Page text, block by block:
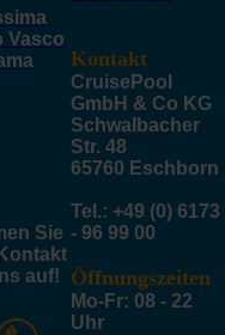
Vasco
Sie
auf!
Kontakt
CruisePool
GmbH & Co KG
Schwalbacher
Str. 48
65760 Eschborn
Tel.: +49 (0) 6173
- 96 99 00
Öffnungszeiten
Mo-Fr: 08 - 22
Uhr